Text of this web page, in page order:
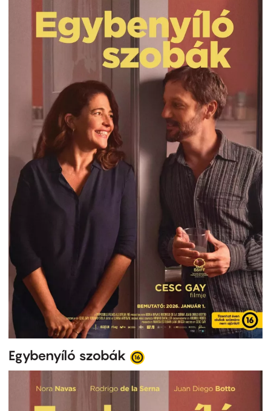
Egybenyíló szobák